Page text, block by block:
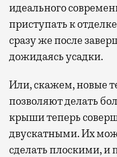
идеального
приступать к
сразу же после
дожидаясь усадки.
Или, скажем, новые
позволяют делать
крыши теперь
двускатными. Их
сделать плоскими,